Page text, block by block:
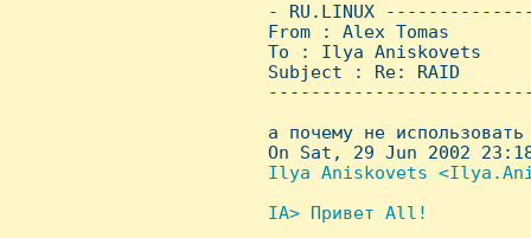
- RU.LINUX
From : Alex Tomas
To : Ilya Aniskovets
Subject : Re: RAID
а почему не
On Sat, 29 Jun 2002
Ilya Aniskovets
IA> Привет All!